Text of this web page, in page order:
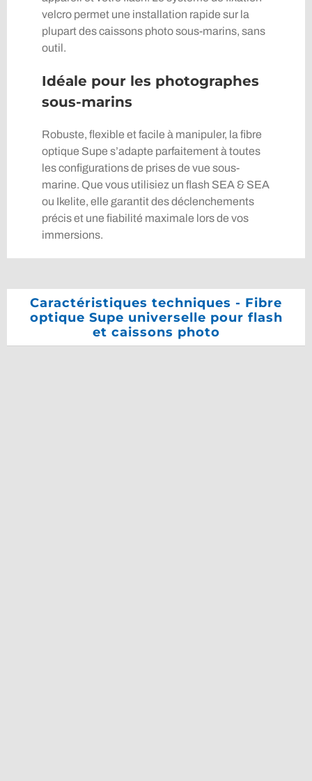
velcro permet une installation rapide sur la
plupart des caissons photo sous-marins, sans
outil.
Idéale pour les photographes
sous-marins
Robuste, flexible et facile à manipuler, la fibre
optique Supe s’adapte parfaitement à toutes
les configurations de prises de vue sous-
marine. Que vous utilisiez un flash SEA & SEA
ou Ikelite, elle garantit des déclenchements
précis et une fiabilité maximale lors de vos
immersions.
Caractéristiques techniques - Fibre
optique Supe universelle pour flash
et caissons photo